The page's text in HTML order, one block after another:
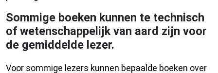
Sommige boeken kunnen te technisch
of wetenschappelijk van aard zijn voor
de gemiddelde lezer.
Voor sommige lezers kunnen bepaalde boeken over